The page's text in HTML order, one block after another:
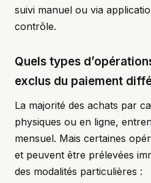
suivi manuel ou via
contrôle.
Quels types
exclus du paiement
La majorité des achats par
physiques ou en ligne,
mensuel. Mais certaines
et peuvent être prélevées
des modalités particulières :